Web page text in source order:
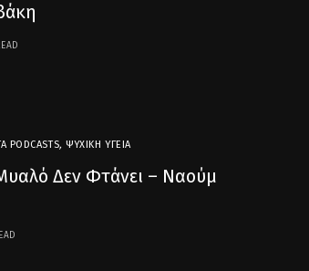
PODCASTS,ΨΥΧΙΚΉ ΥΓΕΊΑ
Δεν Φτάνει – Ναούμ